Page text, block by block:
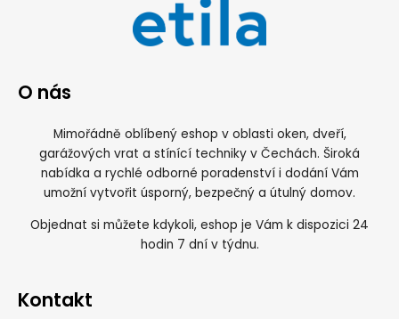
O nás
Mimořádně oblíbený eshop v oblasti oken, dveří,
garážových vrat a stínící techniky v Čechách. Široká
nabídka a rychlé odborné poradenství i dodání Vám
umožní vytvořit úsporný, bezpečný a útulný domov.
Objednat si můžete kdykoli, eshop je Vám k dispozici 24
hodin 7 dní v týdnu.
Kontakt